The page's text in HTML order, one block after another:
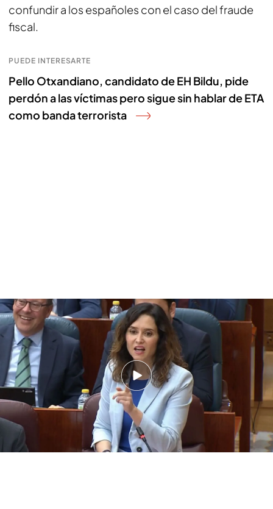
confundir a los españoles con el caso del fraude
fiscal.
PUEDE INTERESARTE
Pello Otxandiano, candidato de EH Bildu, pide
perdón a las víctimas pero sigue sin hablar de ETA
como banda terrorista
Cruce de acusaciones en la Asamblea por el presunto fraude fiscal del
novio de Isabel Díaz Ayuso